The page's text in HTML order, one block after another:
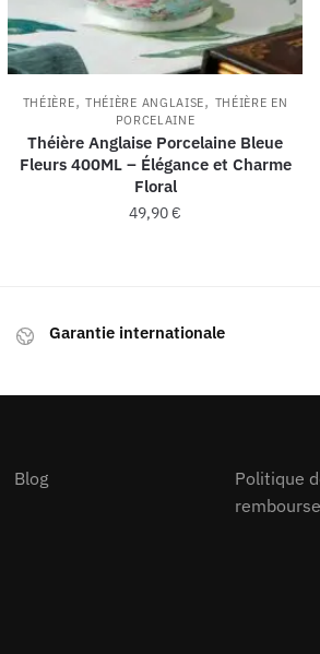
THÉIÈRE, THÉIÈRE ANGLAISE, THÉIÈRE EN
PORCELAINE
Théière Anglaise Porcelaine Bleue
Fleurs 400ML – Élégance et Charme
Floral
49,90€
Garantie internationale
Blog
Politique